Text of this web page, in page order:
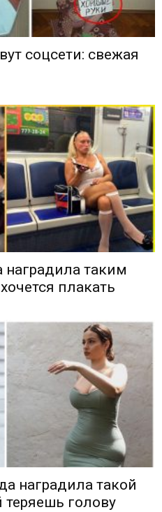
соцсети: свежая
таким
плакать
наградила такой
теряешь голову